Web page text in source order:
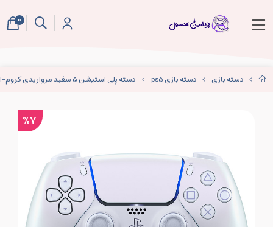
دسته بازی دسته بازی ps5 دسته پلی استیشن 5 سفید مرواریدی کروم-DualSense Chroma Pearl
%7
0